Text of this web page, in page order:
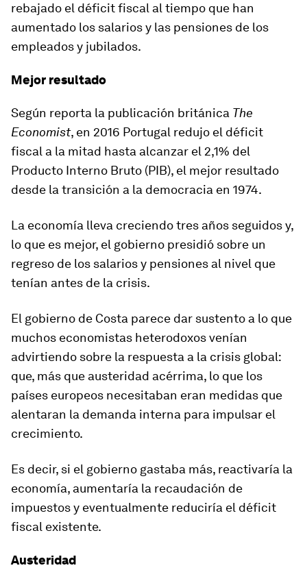
rebajado el déficit fiscal al tiempo que han
aumentado los salarios y las pensiones de los
empleados y jubilados.
Mejor resultado
Según reporta la publicación británica The
Economist, en 2016 Portugal redujo el déficit
fiscal a la mitad hasta alcanzar el 2,1% del
Producto Interno Bruto (PIB), el mejor resultado
desde la transición a la democracia en 1974.
La economía lleva creciendo tres años seguidos y,
lo que es mejor, el gobierno presidió sobre un
regreso de los salarios y pensiones al nivel que
tenían antes de la crisis.
El gobierno de Costa parece dar sustento a lo que
muchos economistas heterodoxos venían
advirtiendo sobre la respuesta a la crisis global:
que, más que austeridad acérrima, lo que los
países europeos necesitaban eran medidas que
alentaran la demanda interna para impulsar el
crecimiento.
Es decir, si el gobierno gastaba más, reactivaría la
economía, aumentaría la recaudación de
impuestos y eventualmente reduciría el déficit
fiscal existente.
Austeridad